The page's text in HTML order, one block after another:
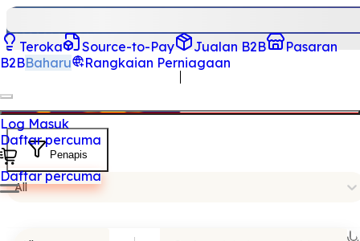
Teroka Source-to-Pay Jualan B2B
Pasaran
B2BBaharu Rangkaian Perniagaan
Log Masuk
Daftar percuma
Daftar percuma
Penapis
All